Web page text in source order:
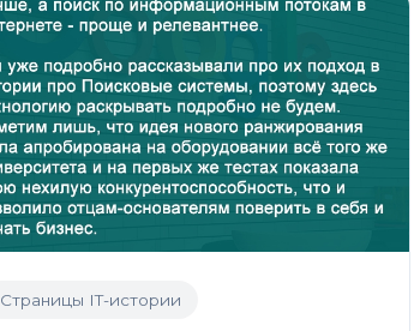
Страницы IT-истории